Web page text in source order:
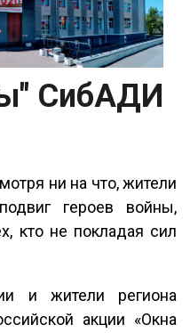
СибАДИ
ни на что, жители
героев войны,
кто не покладая сил
и жители региона
акции «Окна